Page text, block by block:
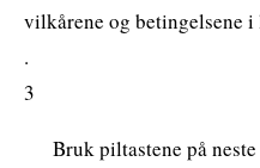
vilkårene og betingelsene
.
3
Bruk piltastene på